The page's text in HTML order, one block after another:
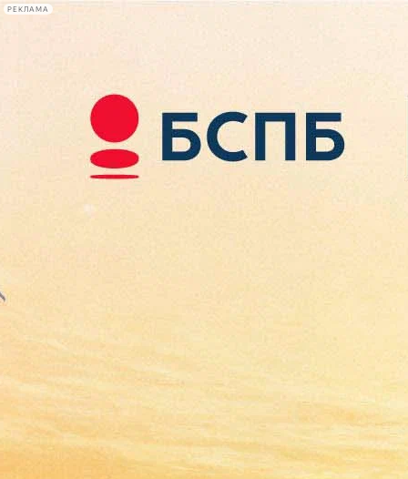
РЕКЛАМА
Сегодня:
2026.08.08
10:30
Афиша Plus